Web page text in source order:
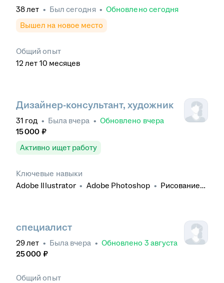
38лет • Был сегодня • Обновлено сегодня
Вышел на новое место
Общий опыт
12 лет 10 месяцев
Дизайнер-консультант, художник
31 год • Была вчера • Обновлено вчера
15 000 ₽
Активно ищет работу
Ключевые навыки
Adobe Illustrator • Adobe Photoshop • Рисование
специалист
29лет • Была вчера • Обновлено 3 августа
25 000 ₽
Общий опыт